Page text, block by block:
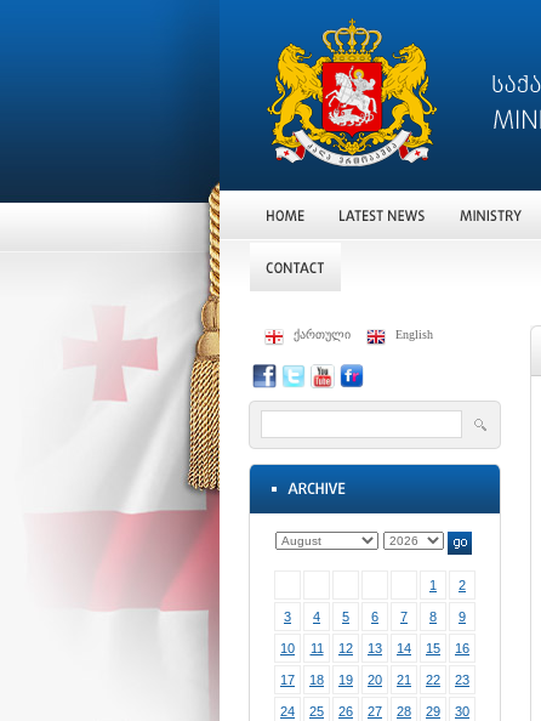
ქართული English
1 2
3 4 5 6 7 8 9
10 11 12 13 14 15 16
17 18 19 20 21 22 23
24 25 26 27 28 29 30